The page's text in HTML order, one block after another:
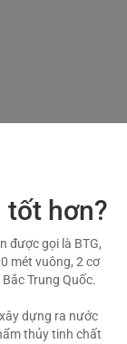
tốt hơn?
được gọi là BTG,
mét vuông, 2 cơ
Trung Quốc.
dựng ra nước
thủy tinh chất